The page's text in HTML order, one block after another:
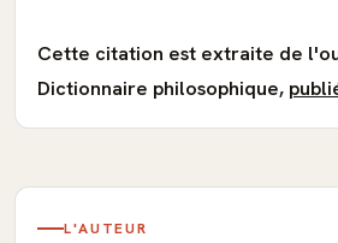
Cette citation est extraite de
Dictionnaire philosophique,
L'AUTEUR